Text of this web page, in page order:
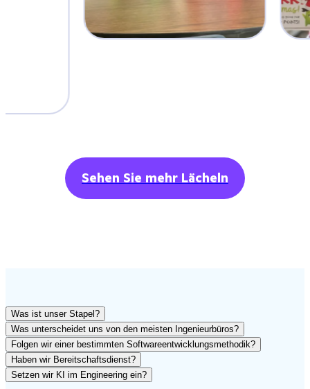
Sehen Sie mehr Lächeln
Was ist unser Stapel?
Was unterscheidet uns von den meisten Ingenieurbüros?
Folgen wir einer bestimmten Softwareentwicklungsmethodik?
Haben wir Bereitschaftsdienst?
Setzen wir KI im Engineering ein?